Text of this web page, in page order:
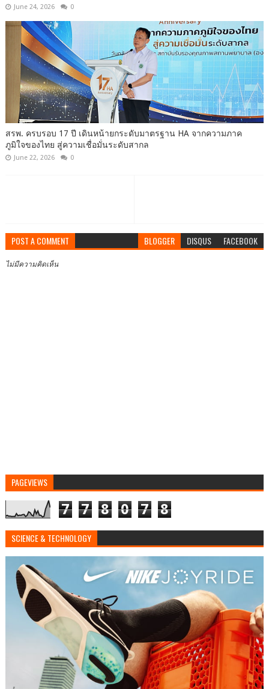
June 24, 2026 0
สรพ. ครบรอบ 17 ปี เดินหน้ายกระดับมาตรฐาน HA จากความภาค
ภูมิใจของไทย สู่ความเชื่อมั่นระดับสากล
June 22, 2026 0
POST A COMMENT BLOGGER DISQUS FACEBOOK
ไม่มีความคิดเห็น
PAGEVIEWS
7 7 8 0 7 8
SCIENCE & TECHNOLOGY